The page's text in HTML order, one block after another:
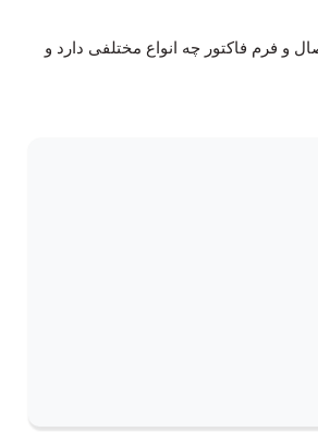
و فرم فاکتور چه انواع مختلفی دارد و